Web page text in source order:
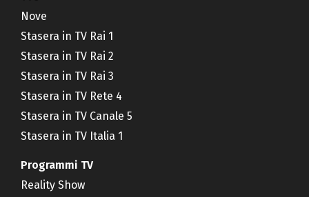
Nove
Stasera in TV Rai 1
Stasera in TV Rai 2
Stasera in TV Rai 3
Stasera in TV Rete 4
Stasera in TV Canale 5
Stasera in TV Italia 1
Programmi TV
Reality Show